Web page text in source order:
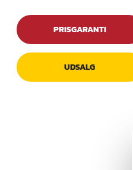
PRISGARANTI
UDSALG